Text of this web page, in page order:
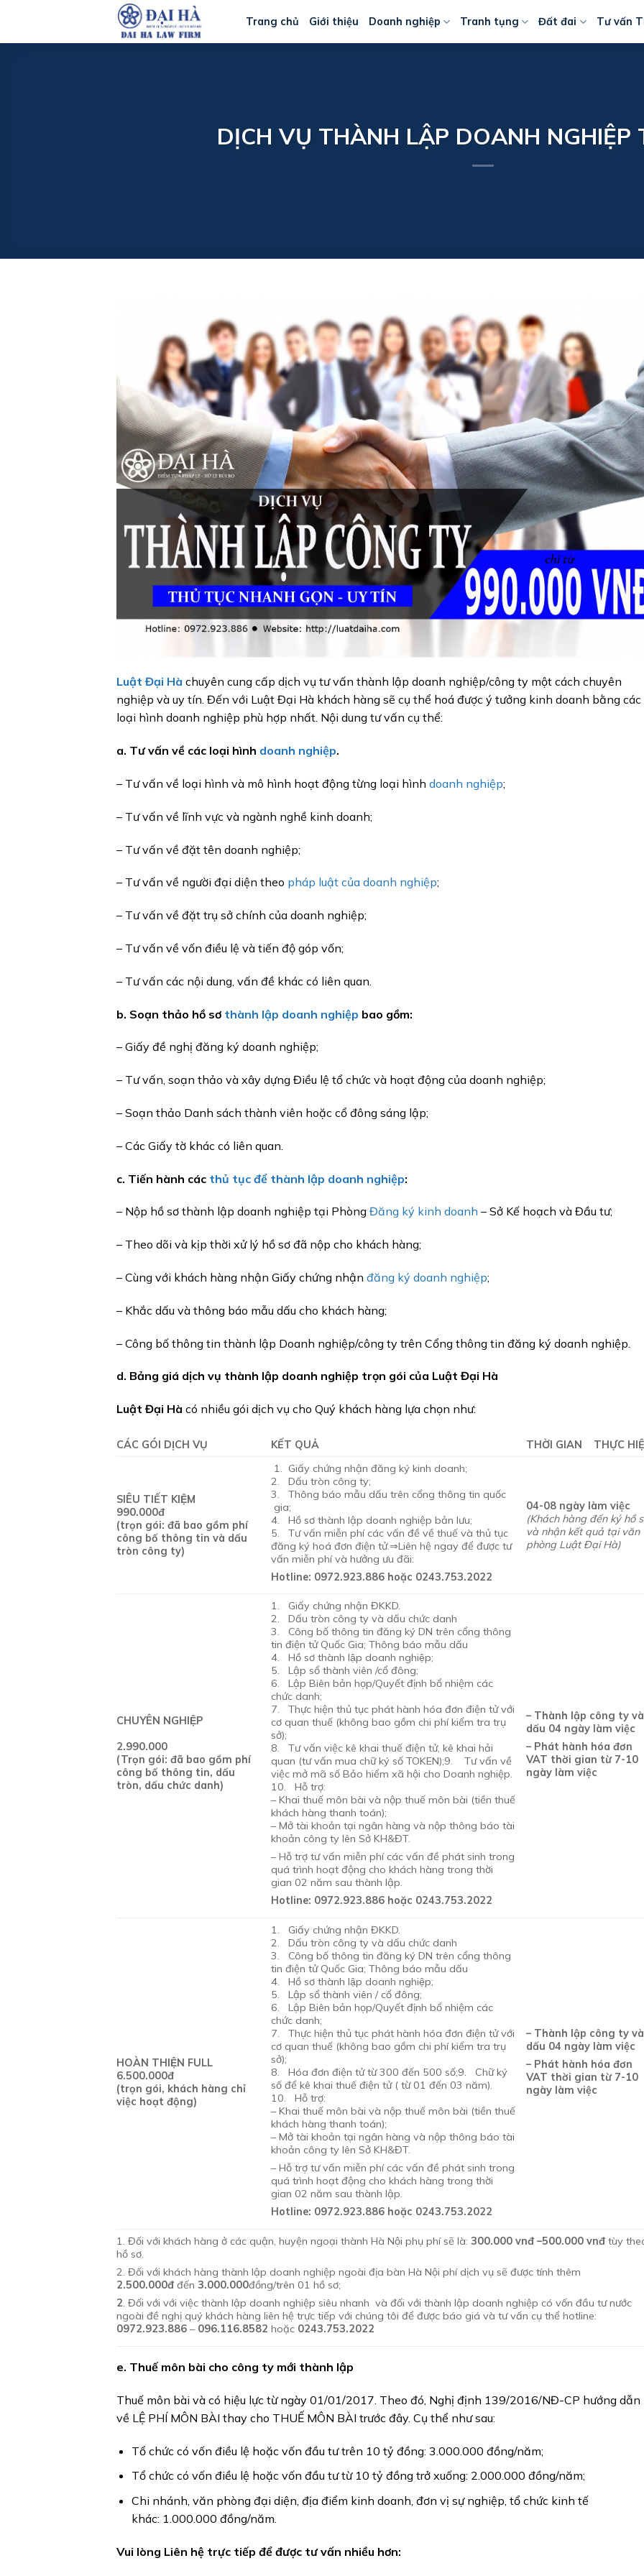
nội
Trang chủ Giới thiệu Doanh nghiệp Tranh tụng Đất đai Tư vấn
DỊCH VỤ THÀNH LẬP DOANH NGHIỆP
Luật Đại Hà chuyên cung cấp dịch vụ tư vấn thành lập doanh nghiệp/công ty một cách chuyên
nghiệp và uy tín. Đến với Luật Đại Hà khách hàng sẽ cụ thể hoá được ý tưởng kinh doanh bằng các
loại hình doanh nghiệp phù hợp nhất. Nội dung tư vấn cụ thể:
a. Tư vấn về các loại hình doanh nghiệp.
– Tư vấn về loại hình và mô hình hoạt động từng loại hình doanh nghiệp;
– Tư vấn về lĩnh vực và ngành nghề kinh doanh;
– Tư vấn về đặt tên doanh nghiệp;
– Tư vấn về người đại diện theo pháp luật của doanh nghiệp;
– Tư vấn về đặt trụ sở chính của doanh nghiệp;
– Tư vấn về vốn điều lệ và tiến độ góp vốn;
– Tư vấn các nội dung, vấn đề khác có liên quan.
b. Soạn thảo hồ sơ thành lập doanh nghiệp bao gồm:
– Giấy đề nghị đăng ký doanh nghiệp;
– Tư vấn, soạn thảo và xây dựng Điều lệ tổ chức và hoạt động của doanh nghiệp;
– Soạn thảo Danh sách thành viên hoặc cổ đông sáng lập;
– Các Giấy tờ khác có liên quan.
c. Tiến hành các thủ tục để thành lập doanh nghiệp:
– Nộp hồ sơ thành lập doanh nghiệp tại Phòng Đăng ký kinh doanh – Sở Kế hoạch và Đầu tư;
– Theo dõi và kịp thời xử lý hồ sơ đã nộp cho khách hàng;
– Cùng với khách hàng nhận Giấy chứng nhận đăng ký doanh nghiệp;
– Khắc dấu và thông báo mẫu dấu cho khách hàng;
– Công bố thông tin thành lập Doanh nghiệp/công ty trên Cổng thông tin đăng ký doanh nghiệp.
d. Bảng giá dịch vụ thành lập doanh nghiệp trọn gói của Luật Đại Hà
Luật Đại Hà có nhiều gói dịch vụ cho Quý khách hàng lựa chọn như:
CÁC GÓI DỊCH VỤ KẾT QUẢ THỜI GIAN THỰC
SIÊU TIẾT KIỆM
990.000đ
(trọn gói: đã bao gồm phí
công bố thông tin và dấu
tròn công ty)
1. Giấy chứng nhận đăng ký kinh doanh;
2. Dấu tròn công ty;
3. Thông báo mẫu dấu trên cổng thông tin quốc
gia;
4. Hồ sơ thành lập doanh nghiệp bản lưu;
5. Tư vấn miễn phí các vấn đề về thuế và thủ tục
đăng ký hoá đơn điện tử.⇒Liên hệ ngay để được tư
vấn miễn phí và hưởng ưu đãi:
Hotline: 0972.923.886 hoặc 0243.753.2022
04-08 ngày làm việc
(Khách hàng đến ký hồ
và nhận kết quả tại văn
phòng Luật Đại Hà)
CHUYÊN NGHIỆP
2.990.000
(Trọn gói: đã bao gồm phí
công bố thông tin, dấu
tròn, dấu chức danh)
1. Giấy chứng nhận ĐKKD.
2. Dấu tròn công ty và dấu chức danh
3. Công bố thông tin đăng ký DN trên cổng thông
tin điện tử Quốc Gia; Thông báo mẫu dấu
4. Hồ sơ thành lập doanh nghiệp;
5. Lập sổ thành viên /cổ đông;
6. Lập Biên bản họp/Quyết định bổ nhiệm các
chức danh;
7. Thực hiện thủ tục phát hành hóa đơn điện tử với
cơ quan thuế (không bao gồm chi phí kiểm tra trụ
sở);
8. Tư vấn việc kê khai thuế điện tử, kê khai hải
quan (tư vấn mua chữ ký số TOKEN);9. Tư vấn về
việc mở mã số Bảo hiểm xã hội cho Doanh nghiệp.
10. Hỗ trợ:
– Khai thuế môn bài và nộp thuế môn bài (tiền thuế
khách hàng thanh toán);
– Mở tài khoản tại ngân hàng và nộp thông báo tài
khoản công ty lên Sở KH&ĐT.
– Hỗ trợ tư vấn miễn phí các vấn đề phát sinh trong
quá trình hoạt động cho khách hàng trong thời
gian 02 năm sau thành lập.
Hotline: 0972.923.886 hoặc 0243.753.2022
– Thành lập công ty và
dấu 04 ngày làm việc
– Phát hành hóa đơn
VAT thời gian từ 7-10
ngày làm việc
HOÀN THIỆN FULL
6.500.000đ
(trọn gói, khách hàng chỉ
việc hoạt động)
1. Giấy chứng nhận ĐKKD.
2. Dấu tròn công ty và dấu chức danh
3. Công bố thông tin đăng ký DN trên cổng thông
tin điện tử Quốc Gia; Thông báo mẫu dấu
4. Hồ sơ thành lập doanh nghiệp;
5. Lập sổ thành viên / cổ đông;
6. Lập Biên bản họp/Quyết định bổ nhiệm các
chức danh;
7. Thực hiện thủ tục phát hành hóa đơn điện tử với
cơ quan thuế (không bao gồm chi phí kiểm tra trụ
sở);
8. Hóa đơn điện tử từ 300 đến 500 số;9. Chữ ký
số để kê khai thuế điện tử ( từ 01 đến 03 năm).
10. Hỗ trợ:
– Khai thuế môn bài và nộp thuế môn bài (tiền thuế
khách hàng thanh toán);
– Mở tài khoản tại ngân hàng và nộp thông báo tài
khoản công ty lên Sở KH&ĐT.
– Hỗ trợ tư vấn miễn phí các vấn đề phát sinh trong
quá trình hoạt động cho khách hàng trong thời
gian 02 năm sau thành lập.
Hotline: 0972.923.886 hoặc 0243.753.2022
– Thành lập công ty và
dấu 04 ngày làm việc
– Phát hành hóa đơn
VAT thời gian từ 7-10
ngày làm việc
1. Đối với khách hàng ở các quận, huyện ngoại thành Hà Nội phụ phí sẽ là: 300.000 vnđ –500.000 vnđtùy
hồ sơ.
2. Đối với khách hàng thành lập doanh nghiệp ngoài địa bàn Hà Nội phí dịch vụ sẽ được tính thêm
2.500.000đđến 3.000.000đồng/trên 01 hồ sơ;
2. Đối với với việc thành lập doanh nghiệp siêu nhanh và đối với thành lập doanh nghiệp có vốn đầu tư nước
ngoài đề nghị quý khách hàng liên hệ trực tiếp với chúng tôi để được báo giá và tư vấn cụ thể hotline:
0972.923.886 – 096.116.8582 hoặc 0243.753.2022
e. Thuế môn bài cho công ty mới thành lập
Thuế môn bài và có hiệu lực từ ngày 01/01/2017. Theo đó, Nghị định 139/2016/NĐ-CP hướng dẫn
về LỆ PHÍ MÔN BÀI thay cho THUẾ MÔN BÀI trước đây. Cụ thể như sau:
Tổ chức có vốn điều lệ hoặc vốn đầu tư trên 10 tỷ đồng: 3.000.000 đồng/năm;
Tổ chức có vốn điều lệ hoặc vốn đầu tư từ 10 tỷ đồng trở xuống: 2.000.000 đồng/năm;
Chi nhánh, văn phòng đại diện, địa điểm kinh doanh, đơn vị sự nghiệp, tổ chức kinh tế
khác: 1.000.000 đồng/năm.
Vui lòng Liên hệ trực tiếp để được tư vấn nhiều hơn: